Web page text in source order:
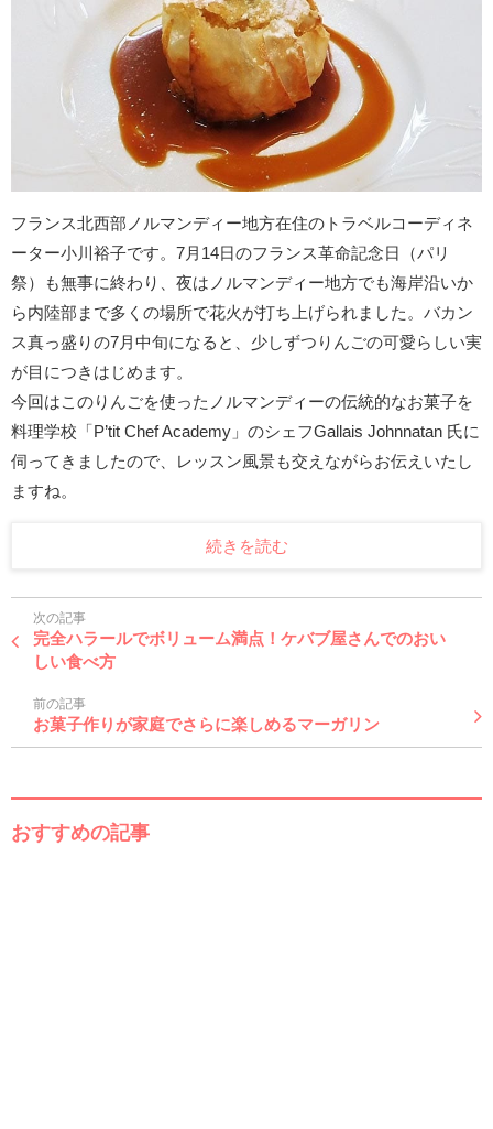
フランス北西部ノルマンディー地方在住のトラベルコーディネ
ーター小川裕子です。7月14日のフランス革命記念日（パリ
祭）も無事に終わり、夜はノルマンディー地方でも海岸沿いか
ら内陸部まで多くの場所で花火が打ち上げられました。バカン
ス真っ盛りの7月中旬になると、少しずつりんごの可愛らしい実
が目につきはじめます。
今回はこのりんごを使ったノルマンディーの伝統的なお菓子を
料理学校「P’tit Chef Academy」のシェフGallais Johnnatan 氏に
伺ってきましたので、レッスン風景も交えながらお伝えいたし
ますね。
続きを読む
次の記事
完全ハラールでボリューム満点！ケバブ屋さんでのおい
しい食べ方
前の記事
お菓子作りが家庭でさらに楽しめるマーガリン
おすすめの記事